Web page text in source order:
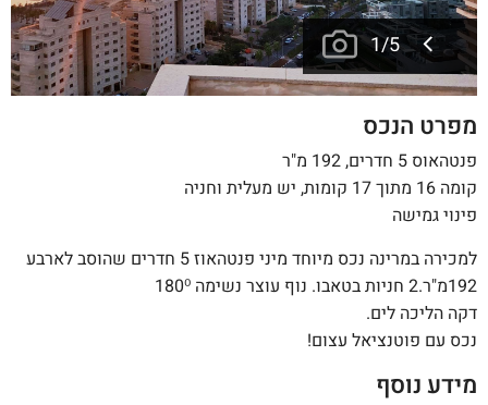
1/5
מפרט הנכס
פנטהאוס 5 חדרים, 192 מ"ר
קומה 16 מתוך 17 קומות, יש מעלית וחניה
פינוי גמישה
למכירה במרינה נכס מיוחד מיני פנטהאוז 5 חדרים שהוסב לארבע
192מ"ר.2 חניות בטאבו. נוף עוצר נשימה 180⁰
דקה הליכה לים.
נכס עם פוטנציאל עצום!
מידע נוסף